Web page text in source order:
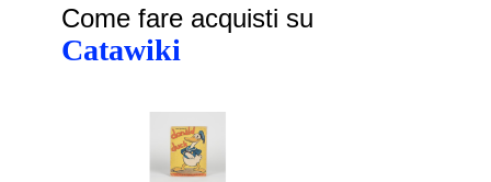
Come fare acquisti su
Catawiki